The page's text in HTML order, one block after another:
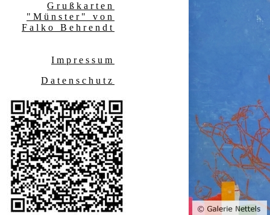
Grußkarten
"Münster" von
Falko Behrendt
Impressum
Datenschutz